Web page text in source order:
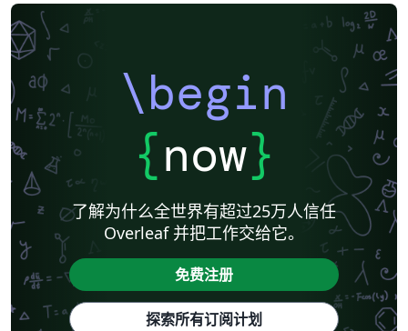
\begin
{now}
了解为什么全世界有超过25万人信任
Overleaf 并把工作交给它。
免费注册
探索所有订阅计划